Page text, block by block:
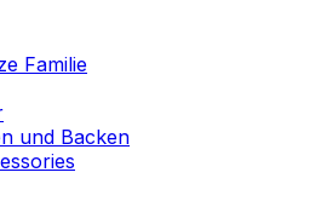
Familie
und Backen